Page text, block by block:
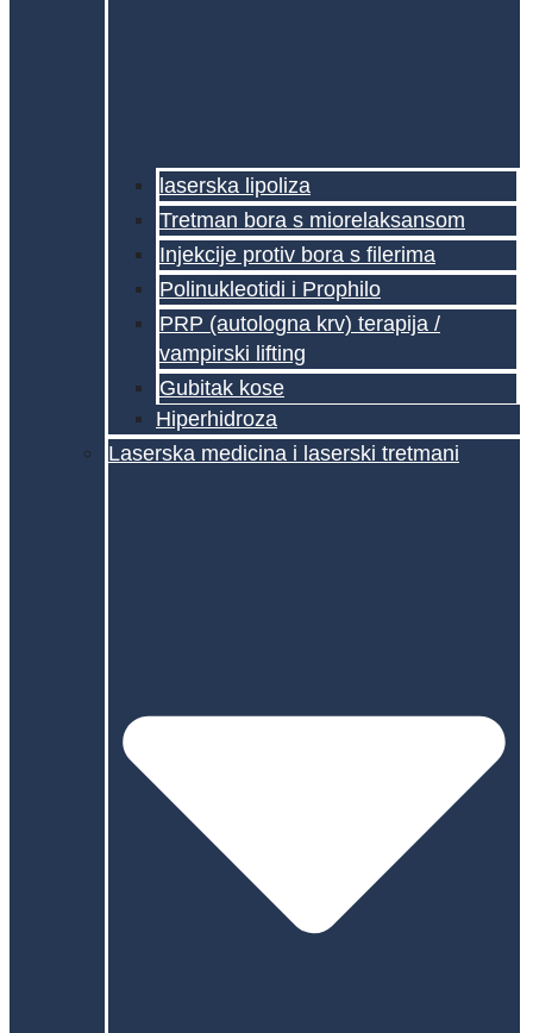
laserska lipoliza
Tretman bora s miorelaksansom
Injekcije protiv bora s filerima
Polinukleotidi i Prophilo
PRP (autologna krv) terapija /
vampirski lifting
Gubitak kose
Hiperhidroza
Laserska medicina i laserski tretmani